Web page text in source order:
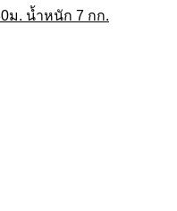
ม. น้ำหนัก 7 กก.